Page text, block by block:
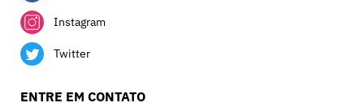
Instagram
Twitter
ENTRE EM CONTATO